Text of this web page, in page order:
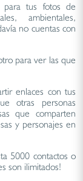
para tus fotos de
ambientales,
no cuentas con
para ver las que
enlaces con tus
otras personas
que comparten
y personajes en
5000 contactos o
son ilimitados!